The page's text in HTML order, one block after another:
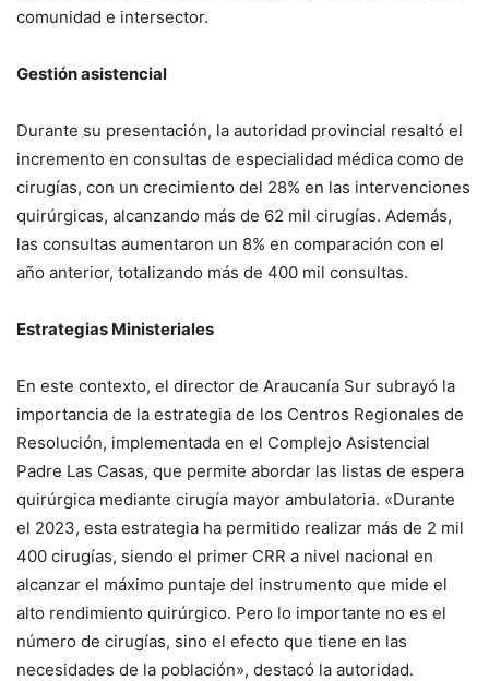
comunidad e intersector.
Gestión asistencial
Durante su presentación, la autoridad provincial resaltó el
incremento en consultas de especialidad médica como de
cirugías, con un crecimiento del 28% en las intervenciones
quirúrgicas, alcanzando más de 62 mil cirugías. Además,
las consultas aumentaron un 8% en comparación con el
año anterior, totalizando más de 400 mil consultas.
Estrategias Ministeriales
En este contexto, el director de Araucanía Sur subrayó la
importancia de la estrategia de los Centros Regionales de
Resolución, implementada en el Complejo Asistencial
Padre Las Casas, que permite abordar las listas de espera
quirúrgica mediante cirugía mayor ambulatoria. «Durante
el 2023, esta estrategia ha permitido realizar más de 2 mil
400 cirugías, siendo el primer CRR a nivel nacional en
alcanzar el máximo puntaje del instrumento que mide el
alto rendimiento quirúrgico. Pero lo importante no es el
número de cirugías, sino el efecto que tiene en las
necesidades de la población», destacó la autoridad.